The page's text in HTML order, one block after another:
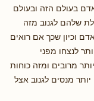
בעולם הזה ובעולם
שלהם לגנוב מזה
וכיון שכך אם רואים
לנצחו מפני
מרובים ומזה כוחות
מנסים לגנוב אצל